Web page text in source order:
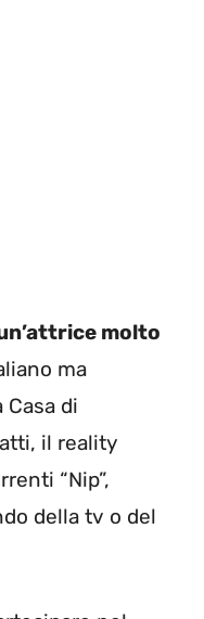
molto
ma
di
il reality
“Nip”,
della tv o del